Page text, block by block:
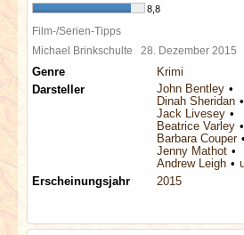
8,8
Film-/Serien-Tipps
Michael Brinkschulte 28. Dezember 2015
Genre
Krimi
Darsteller
John Bentley
Dinah Sheridan
Jack Livesey
Beatrice Varley
Barbara Couper
Jenny Mathot
Andrew Leigh
Erscheinungsjahr
2015